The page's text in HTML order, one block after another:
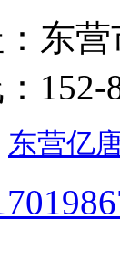
东
152-
东营亿